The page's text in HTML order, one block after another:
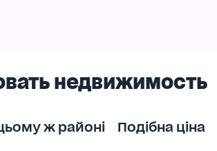
недвижимость
ж районі Подібна ціна